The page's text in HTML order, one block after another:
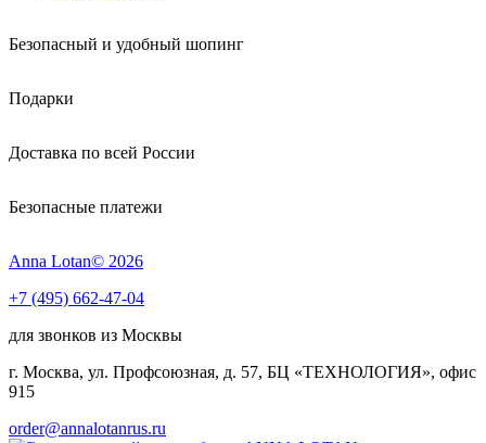
Безопасный и удобный шопинг
Подарки
Доставка по всей России
Безопасные платежи
Anna Lotan© 2026
+7 (495) 662-47-04
для звонков из Москвы
г. Москва, ул. Профсоюзная, д. 57, БЦ «ТЕХНОЛОГИЯ», офис
915
order@annalotanrus.ru